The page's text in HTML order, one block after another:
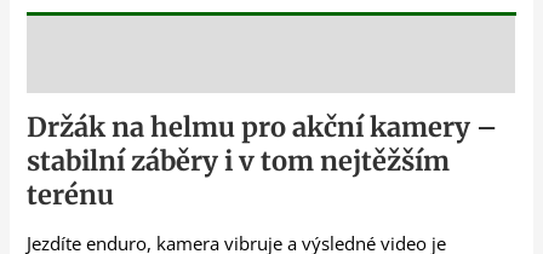
Držák na helmu pro akční kamery –
stabilní záběry i v tom nejtěžším
terénu
Jezdíte enduro, kamera vibruje a výsledné video je